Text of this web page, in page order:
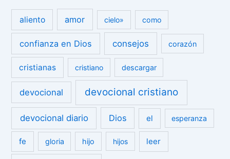
aliento amor cielo» como
confianza en Dios consejos corazón
cristianas cristiano descargar
devocional devocional cristiano
devocional diario Dios el esperanza
fe gloria hijo hijos leer